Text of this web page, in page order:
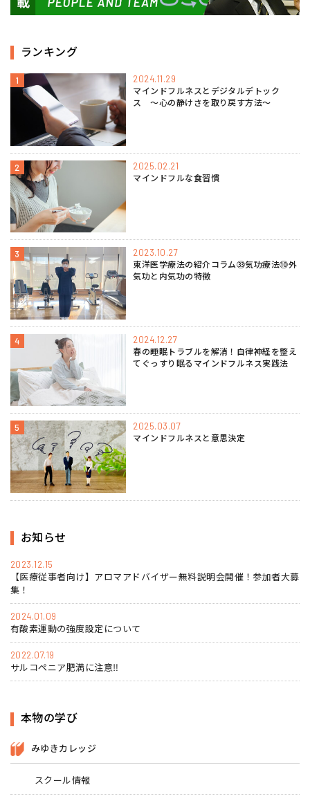
ランキング
1 2024.11.29
マインドフルネスとデジタルデトック
ス 〜心の静けさを取り戻す方法〜
2 2025.02.21
マインドフルな食習慣
3 2023.10.27
東洋医学療法の紹介コラム㉝気功療法⑩外
気功と内気功の特徴
4 2024.12.27
春の睡眠トラブルを解消！自律神経を整え
てぐっすり眠るマインドフルネス実践法
5 2025.03.07
マインドフルネスと意思決定
お知らせ
2023.12.15
【医療従事者向け】アロマアドバイザー無料説明会開催！参加者大募
集！
2024.01.09
有酸素運動の強度設定について
2022.07.19
サルコペニア肥満に注意‼
本物の学び
みゆきカレッジ
スクール情報